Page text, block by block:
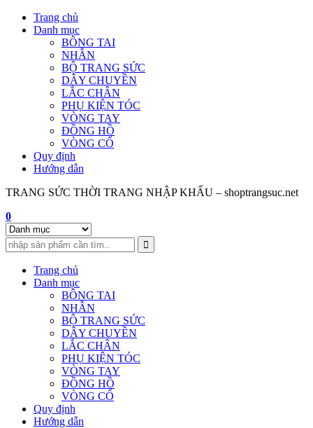
Skip
Trang chủ
Danh mục
BÔNG TAI
NHẪN
BỘ TRANG SỨC
DÂY CHUYỀN
LẮC CHÂN
PHỤ KIỆN TÓC
VÒNG TAY
ĐỒNG HỒ
VÒNG CỔ
Quy định
Hướng dẫn
TRANG SỨC THỜI TRANG NHẬP KHẨU – shoptrangsuc.net
0
Trang chủ
Danh mục
BÔNG TAI
NHẪN
BỘ TRANG SỨC
DÂY CHUYỀN
LẮC CHÂN
PHỤ KIỆN TÓC
VÒNG TAY
ĐỒNG HỒ
VÒNG CỔ
Quy định
Hướng dẫn